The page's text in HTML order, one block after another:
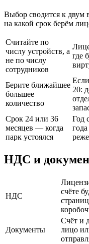
Выбор сводится к двум
на какой срок берём
Считайте по
числу устройств, а
не по числу
сотрудников
где
Берите ближайшее
большее
количество
20:
Срок 24 или 36
месяцев — когда
парк устоялся
Год
НДС и
НДС
счёте
Документы
Счёт и
лицо